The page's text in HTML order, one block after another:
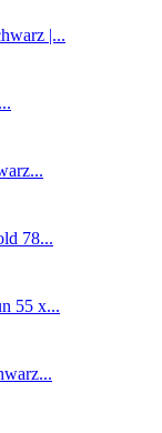
|...
78...
55 x...